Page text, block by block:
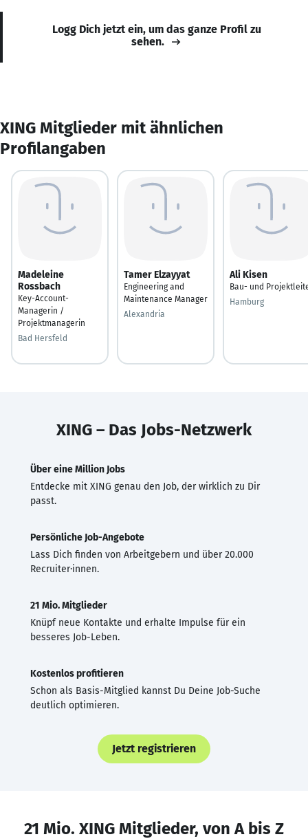
Logg Dich jetzt ein, um das ganze Profil zu
sehen.
XING Mitglieder mit ähnlichen
Profilangaben
Madeleine
Rossbach
Key-Account-
Managerin /
Projektmanagerin
Bad Hersfeld
Tamer Elzayyat
Engineering and
Maintenance Manager
Alexandria
Ali Kisen
Bau- und
Hamburg
XING – Das Jobs-Netzwerk
Über eine Million Jobs
Entdecke mit XING genau den Job, der wirklich zu Dir
passt.
Persönliche Job-Angebote
Lass Dich finden von Arbeitgebern und über 20.000
Recruiter·innen.
21 Mio. Mitglieder
Knüpf neue Kontakte und erhalte Impulse für ein
besseres Job-Leben.
Kostenlos profitieren
Schon als Basis-Mitglied kannst Du Deine Job-Suche
deutlich optimieren.
Jetzt registrieren
21 Mio. XING Mitglieder, von A bis Z